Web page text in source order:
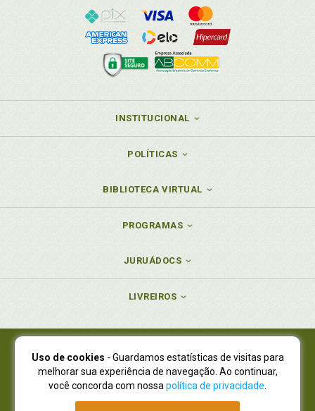
INSTITUCIONAL
POLÍTICAS
BIBLIOTECA VIRTUAL
PROGRAMAS
JURUÁDOCS
LIVREIROS
Juruá Editora Ltda., CNPJ 77.535.508/0001-19
Juruá Informática Ltda., CNPJ 01.701.561/0001-80
NOVO ENDEREÇO:R. Flávio Dallegrave, 7665, São Lourenço |
Curitiba - Paraná - CEP 82210-310
Uso de cookies - Guardamos estatísticas de visitas para
melhorar sua experiência de navegação. Ao continuar,
você concorda com nossa política de privacidade